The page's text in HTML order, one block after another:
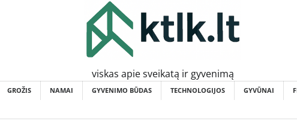
viskas apie sveikatą ir gyvenimą
GROŽIS NAMAI GYVENIMO BŪDAS TECHNOLOGIJOS GYVŪNAI